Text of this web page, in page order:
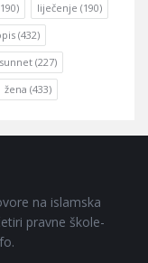
liječenje (190)
(432)
sunnet (227)
žena (433)
na islamska
pravne škole-